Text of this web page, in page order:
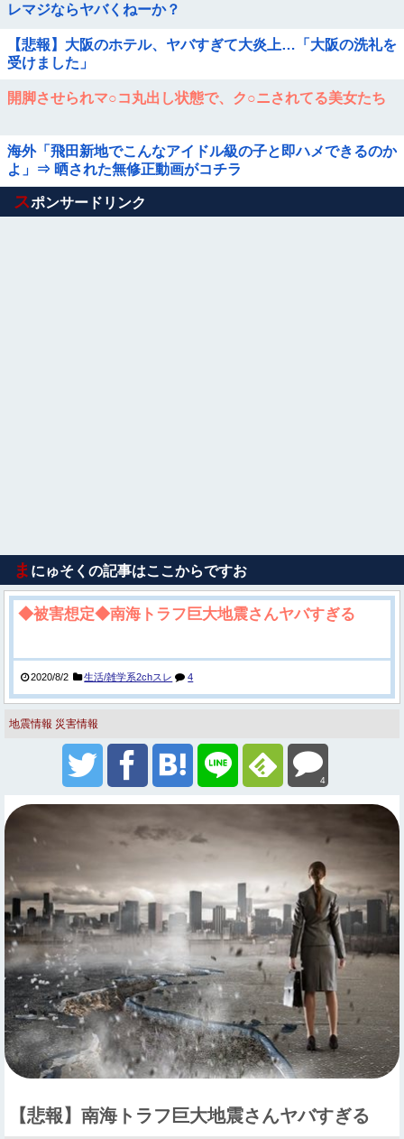
レマジならヤバくねーか？
【悲報】大阪のホテル、ヤバすぎて大炎上…「大阪の洗礼を
受けました」
開脚させられマ○コ丸出し状態で、ク○ニされてる美女たち
海外「飛田新地でこんなアイドル級の子と即ハメできるのか
よ」⇒ 晒された無修正動画がコチラ
Powered by livedoor 相互RSS
スポンサードリンク
ま にゅそくの記事はここからですお
◆被害想定◆南海トラフ巨大地震さんヤバすぎる
2020/8/2 生活/雑学系2chスレ 4
地震情報 災害情報
4
【悲報】南海トラフ巨大地震さんヤバすぎる